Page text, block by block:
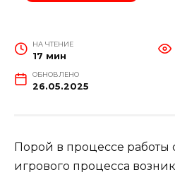
НА ЧТЕНИЕ
17 мин
ОБНОВЛЕНО
26.05.2025
Порой в процессе
игрового процесса